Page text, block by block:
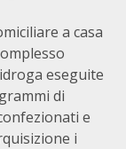
a casa
eseguite
di
e
i